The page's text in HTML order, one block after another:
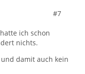
#7
ich schon
nichts.
damit auch kein